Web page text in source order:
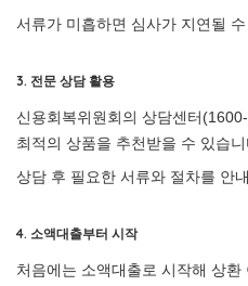
서류가 미흡하면 심사가 지연될 수
3. 전문 상담 활용
신용회복위원회의 상담센터
최적의 상품을 추천받을 수 있습니
상담 후 필요한 서류와 절차를 안
4. 소액대출부터 시작
처음에는 소액대출로 시작해 상